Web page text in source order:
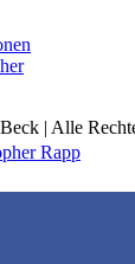
| Alle
Rapp